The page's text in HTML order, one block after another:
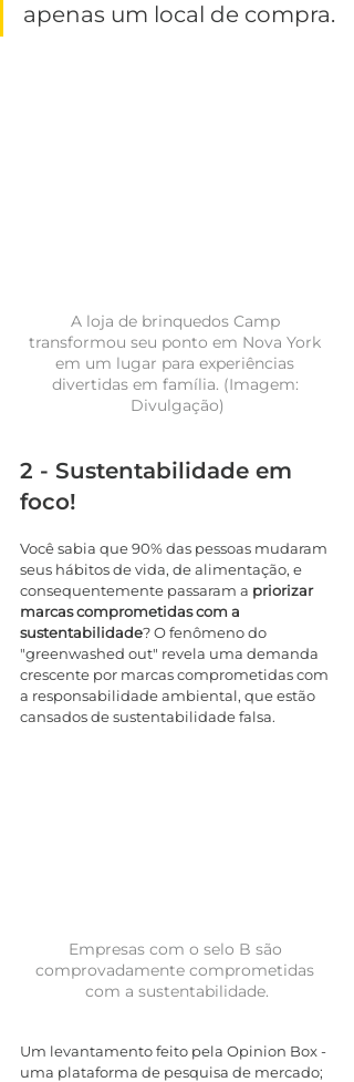
apenas um local de compra.
A loja de brinquedos Camp
transformou seu ponto em Nova York
em um lugar para experiências
divertidas em família. (Imagem:
Divulgação)
2 - Sustentabilidade em
foco!
Você sabia que 90% das pessoas mudaram
seus hábitos de vida, de alimentação, e
consequentemente passaram a priorizar
marcas comprometidas com a
sustentabilidade? O fenômeno do
"greenwashed out" revela uma demanda
crescente por marcas comprometidas com
a responsabilidade ambiental, que estão
cansados de sustentabilidade falsa.
Empresas com o selo B são
comprovadamente comprometidas
com a sustentabilidade.
Um levantamento feito pela Opinion Box -
uma plataforma de pesquisa de mercado;